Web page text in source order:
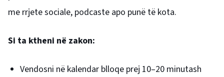
me rrjete sociale, podcaste apo punë të kota.
Si ta ktheni në zakon:
Vendosni në kalendar blloqe prej 10–20 minutash